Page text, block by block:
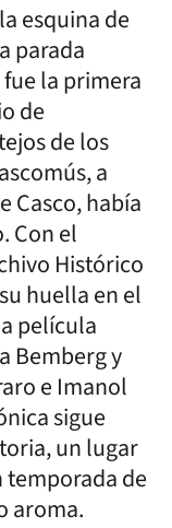
esquina de
parada
la primera
de
de los
a
Casco, había
Con el
Histórico
huella en el
película
Bemberg y
e Imanol
sigue
un lugar
temporada de
aroma.